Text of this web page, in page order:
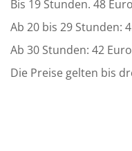
Bis 19 Stunden. 48 Euro
Ab 20 bis 29 Stunden:
Ab 30 Stunden: 42 Euro
Die Preise gelten bis